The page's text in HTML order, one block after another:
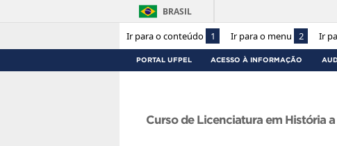
Ir para o conteúdo 1 Ir para o menu 2 Ir
BRASIL
PORTAL UFPEL ACESSO À INFORMAÇÃO
Curso de Licenciatura em História